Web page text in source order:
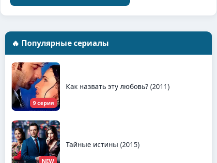
🔥 Популярные сериалы
9 серия
Как назвать эту любовь? (2011)
NEW
Тайные истины (2015)